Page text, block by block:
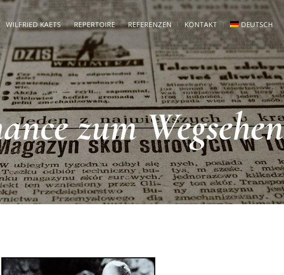
WILFRIED KAETS REPERTOIRE REFERENZEN KONTAKT DEUTSCH
zum Wegsehen